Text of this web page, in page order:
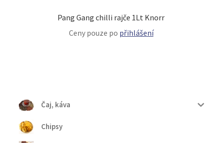
Pang Gang chilli rajče 1Lt Knorr
Ceny pouze po přihlášení
Čaj, káva
Chipsy